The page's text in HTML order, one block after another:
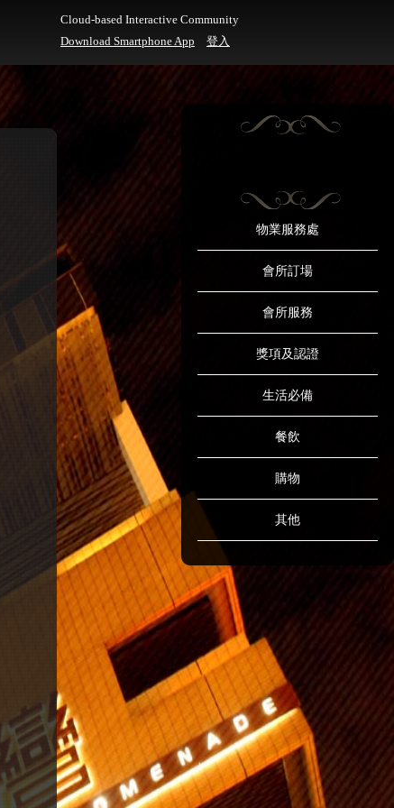
Cloud-based Interactive Community
Download Smartphone App
登入
物業服務處
會所訂場
會所服務
獎項及認證
生活必備
餐飲
購物
其他